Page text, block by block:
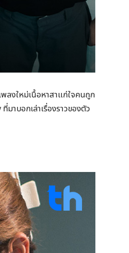
ลงใหม่เนื้อหาสาแก่ใจคนถูก
าบอกเล่าเรื่องราวของตัว